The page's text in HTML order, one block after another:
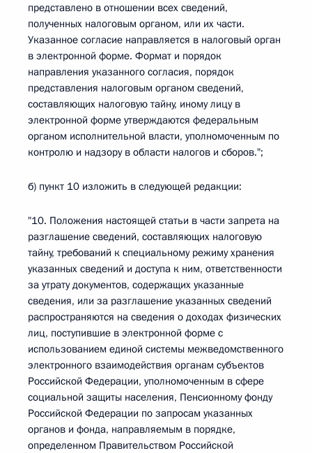
представлено в отношении всех сведений,
полученных налоговым органом, или их части.
Указанное согласие направляется в налоговый орган
в электронной форме. Формат и порядок
направления указанного согласия, порядок
представления налоговым органом сведений,
составляющих налоговую тайну, иному лицу в
электронной форме утверждаются федеральным
органом исполнительной власти, уполномоченным по
контролю и надзору в области налогов и сборов.";
б) пункт 10 изложить в следующей редакции:
"10. Положения настоящей статьи в части запрета на
разглашение сведений, составляющих налоговую
тайну, требований к специальному режиму хранения
указанных сведений и доступа к ним, ответственности
за утрату документов, содержащих указанные
сведения, или за разглашение указанных сведений
распространяются на сведения о доходах физических
лиц, поступившие в электронной форме с
использованием единой системы межведомственного
электронного взаимодействия органам субъектов
Российской Федерации, уполномоченным в сфере
социальной защиты населения, Пенсионному фонду
Российской Федерации по запросам указанных
органов и фонда, направляемым в порядке,
определенном Правительством Российской